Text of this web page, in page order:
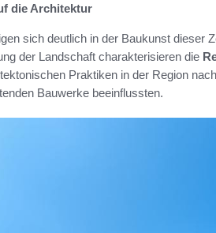
die Architektur
sich deutlich in der Baukunst dieser
der Landschaft charakterisieren die
Praktiken in der Region
Bauwerke beeinflussten.